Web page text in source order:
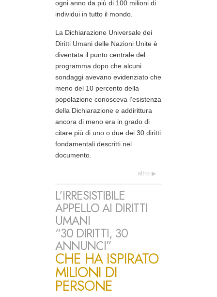
ogni anno da più di 100 milioni di
individui in tutto il mondo.
La Dichiarazione Universale dei
Diritti Umani delle Nazioni Unite è
diventata il punto centrale del
programma dopo che alcuni
sondaggi avevano evidenziato che
meno del 10 percento della
popolazione conosceva l’esistenza
della Dichiarazione e addirittura
ancora di meno era in grado di
citare più di uno o due dei 30 diritti
fondamentali descritti nel
documento.
altro
L’IRRESISTIBILE
APPELLO AI DIRITTI
UMANI
“30 DIRITTI, 30
ANNUNCI”
CHE HA ISPIRATO
MILIONI DI
PERSONE